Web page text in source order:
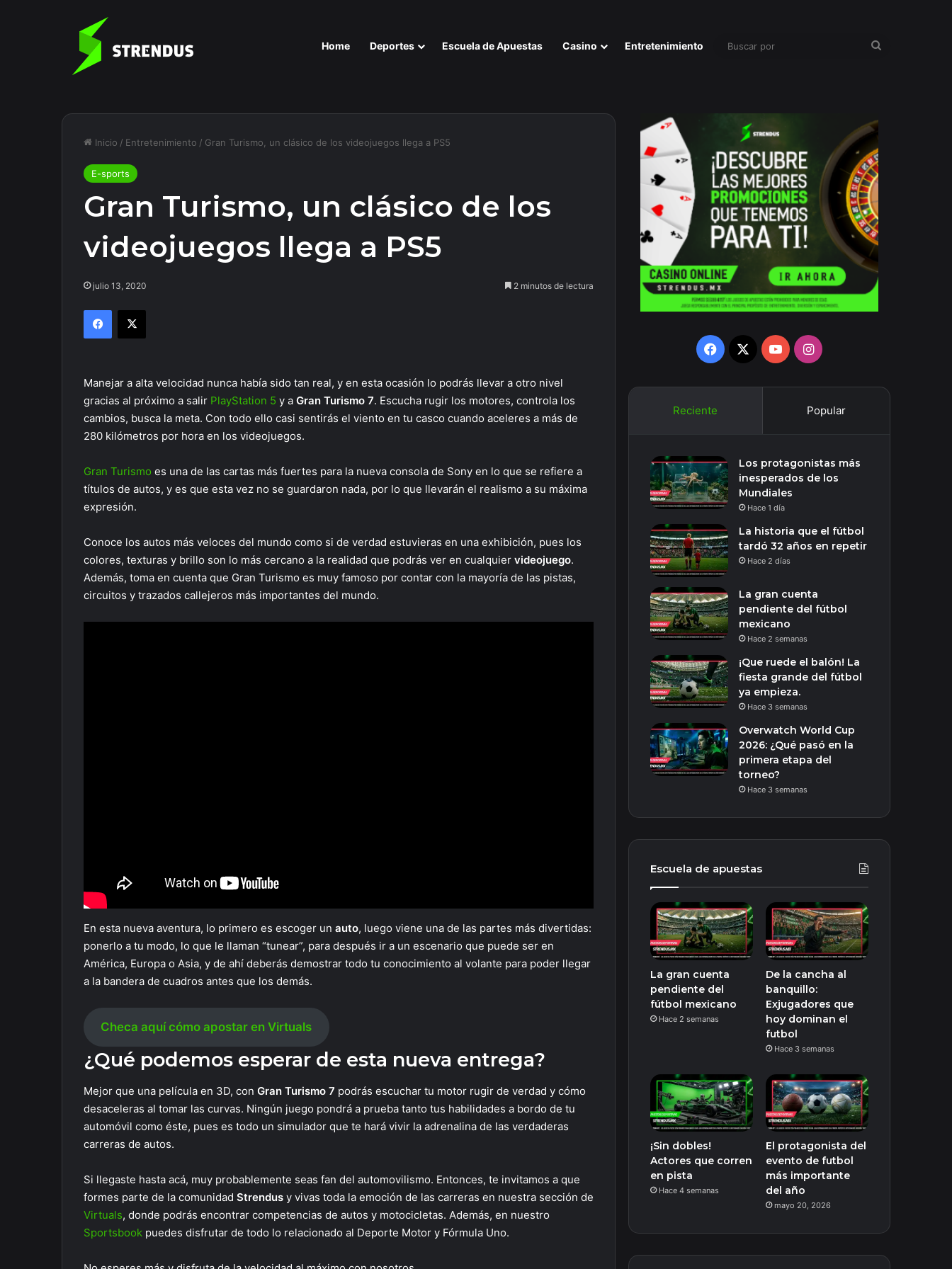
Home Deportes Escuela de Apuestas Casino Entretenimiento
Inicio / Entretenimiento / Gran Turismo, un clásico de los videojuegos llega a PS5
E-sports
Gran Turismo, un clásico de los
videojuegos llega a PS5
julio 13, 2020 2 minutos de lectura
Facebook
X
Manejar a alta velocidad nunca había sido tan real, y en esta ocasión lo podrás llevar a otro nivel
gracias al próximo a salir PlayStation 5 y a Gran Turismo 7. Escucha rugir los motores, controla los
cambios, busca la meta. Con todo ello casi sentirás el viento en tu casco cuando aceleres a más de
280 kilómetros por hora en los videojuegos.
Gran Turismo es una de las cartas más fuertes para la nueva consola de Sony en lo que se refiere a
títulos de autos, y es que esta vez no se guardaron nada, por lo que llevarán el realismo a su máxima
expresión.
Conoce los autos más veloces del mundo como si de verdad estuvieras en una exhibición, pues los
colores, texturas y brillo son lo más cercano a la realidad que podrás ver en cualquier videojuego.
Además, toma en cuenta que Gran Turismo es muy famoso por contar con la mayoría de las pistas,
circuitos y trazados callejeros más importantes del mundo.
En esta nueva aventura, lo primero es escoger un auto, luego viene una de las partes más divertidas:
ponerlo a tu modo, lo que le llaman “tunear”, para después ir a un escenario que puede ser en
América, Europa o Asia, y de ahí deberás demostrar todo tu conocimiento al volante para poder llegar
a la bandera de cuadros antes que los demás.
Checa aquí cómo apostar en Virtuals
¿Qué podemos esperar de esta nueva entrega?
Mejor que una película en 3D, con Gran Turismo 7 podrás escuchar tu motor rugir de verdad y cómo
desaceleras al tomar las curvas. Ningún juego pondrá a prueba tanto tus habilidades a bordo de tu
automóvil como éste, pues es todo un simulador que te hará vivir la adrenalina de las verdaderas
carreras de autos.
Si llegaste hasta acá, muy probablemente seas fan del automovilismo. Entonces, te invitamos a que
formes parte de la comunidad Strendus y vivas toda la emoción de las carreras en nuestra sección de
Virtuals, donde podrás encontrar competencias de autos y motocicletas. Además, en nuestro
Sportsbook puedes disfrutar de todo lo relacionado al Deporte Motor y Fórmula Uno.
Facebook
X YouTubeInstagram
Reciente Popular
Los protagonistas más
inesperados de los
Mundiales
Hace 1 día
La historia que el fútbol
tardó 32 años en repetir
Hace 2 días
La gran cuenta
pendiente del fútbol
mexicano
Hace 2 semanas
¡Que ruede el balón! La
fiesta grande del fútbol
ya empieza.
Hace 3 semanas
Overwatch World Cup
2026: ¿Qué pasó en la
primera etapa del
torneo?
Hace 3 semanas
Escuela de apuestas
La gran cuenta
pendiente del
fútbol mexicano
Hace 2 semanas
De la cancha al
banquillo:
Exjugadores que
hoy dominan el
futbol
Hace 3 semanas
¡Sin dobles!
Actores que corren
en pista
Hace 4 semanas
El protagonista del
evento de futbol
más importante
del año
mayo 20, 2026